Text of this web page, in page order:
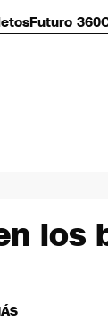
Futuro 360